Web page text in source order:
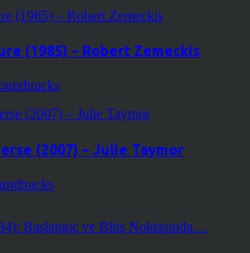
(1985) – Robert Zemeckis
(2007) – Julie Taymor